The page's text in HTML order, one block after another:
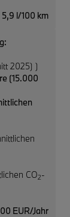
5,9 l/100 km
2025) )
(15.000
CO2-
EUR/Jahr